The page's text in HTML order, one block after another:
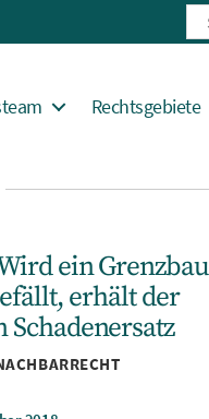
Rechtsgebiete
ein
erhält der